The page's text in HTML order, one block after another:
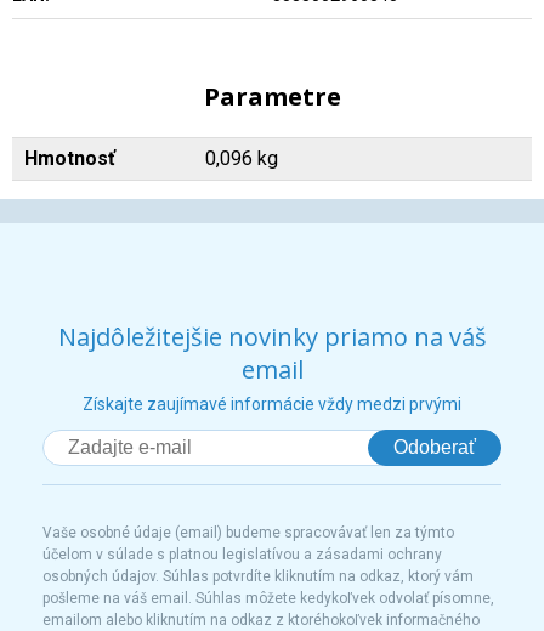
Parametre
Hmotnosť 0,096 kg
Najdôležitejšie novinky priamo na váš
email
Získajte zaujímavé informácie vždy medzi prvými
Odoberať
Vaše osobné údaje (email) budeme spracovávať len za týmto
účelom v súlade s platnou legislatívou a zásadami ochrany
osobných údajov. Súhlas potvrdíte kliknutím na odkaz, ktorý vám
pošleme na váš email. Súhlas môžete kedykoľvek odvolať písomne,
emailom alebo kliknutím na odkaz z ktoréhokoľvek informačného